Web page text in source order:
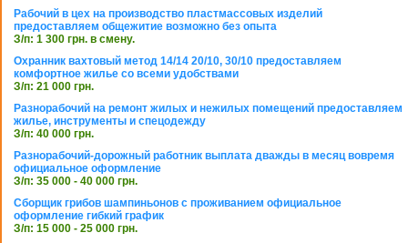
Рабочий в цех на производство пластмассовых изделий
предоставляем общежитие возможно без опыта
З/п: 1 300 грн. в смену.
Охранник вахтовый метод 14/14 20/10, 30/10 предоставляем
комфортное жилье со всеми удобствами
З/п: 21 000 грн.
Разнорабочий на ремонт жилых и нежилых помещений предоставляем
жилье, инструменты и спецодежду
З/п: 40 000 грн.
Разнорабочий-дорожный работник выплата дважды в месяц вовремя
официальное оформление
З/п: 35 000 - 40 000 грн.
Сборщик грибов шампиньонов с проживанием официальное
оформление гибкий график
З/п: 15 000 - 25 000 грн.